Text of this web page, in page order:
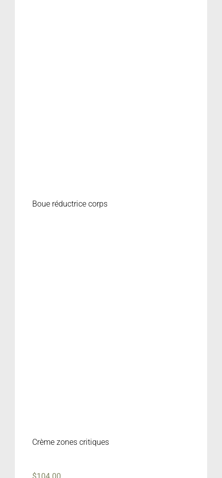
Boue réductrice corps
Crème zones critiques